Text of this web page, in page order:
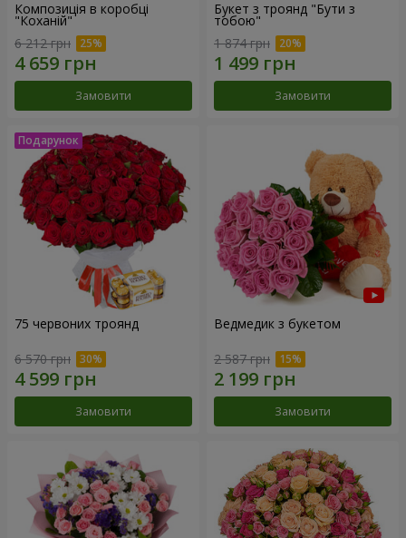
Композиція в коробці
"Коханій"
6 212 грн
Замовити
Букет з троянд "Бути з
тобою"
1 874 грн
Замовити
75 червоних троянд
6 570 грн
Замовити
Ведмедик з букетом
2 587 грн
Замовити